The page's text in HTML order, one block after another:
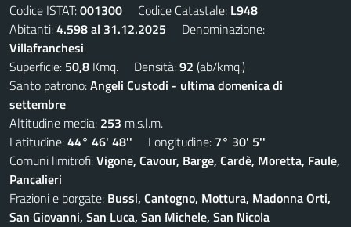
Codice ISTAT:001300 Codice Catastale: L948
Abitanti:4.598 al 31.12.2025 Denominazione:
Villafranchesi
Superficie: 50,8 Kmq. Densità:92 (ab/kmq.)
Santo patrono:Angeli Custodi - ultima domenica di
settembre
Altitudine media: 253 m.s.l.m.
Latitudine:44° 46' 48'' Longitudine: 7° 30' 5''
Comuni limitrofi:Vigone, Cavour, Barge, Cardè, Moretta, Faule,
Pancalieri
Frazioni e borgate: Bussi, Cantogno, Mottura, Madonna Orti,
San Giovanni, San Luca, San Michele, San Nicola